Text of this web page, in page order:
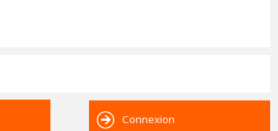
Connexion